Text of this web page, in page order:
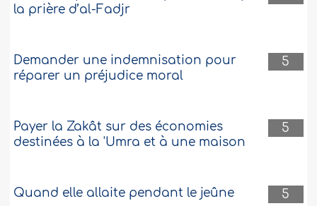
la prière d’al-Fadjr
5
Demander une indemnisation pour
réparer un préjudice moral
5
Payer la Zakât sur des économies
destinées à la 'Umra et à une maison
5
Quand elle allaite pendant le jeûne